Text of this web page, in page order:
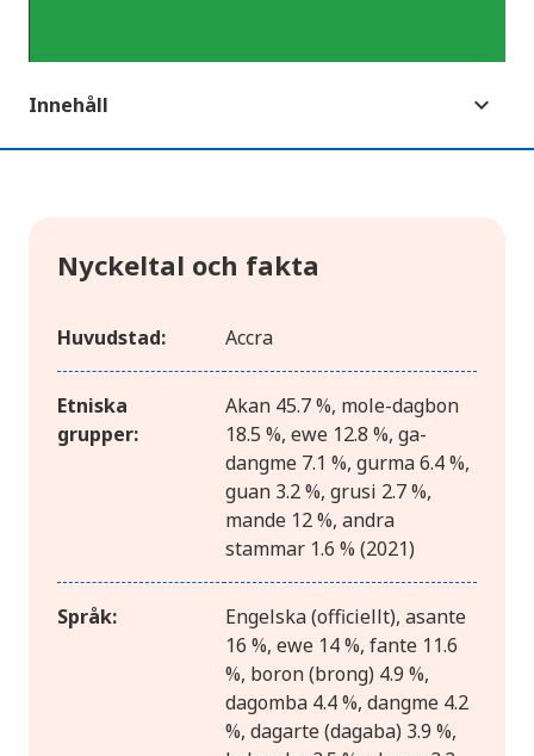
Innehåll
Nyckeltal och fakta
Huvudstad: Accra
Etniska
grupper:
Akan 45.7 %, mole-dagbon
18.5 %, ewe 12.8 %, ga-
dangme 7.1 %, gurma 6.4 %,
guan 3.2 %, grusi 2.7 %,
mande 12 %, andra
stammar 1.6 % (2021)
Språk:
Engelska (officiellt), asante
16 %, ewe 14 %, fante 11.6
%, boron (brong) 4.9 %,
dagomba 4.4 %, dangme 4.2
%, dagarte (dagaba) 3.9 %,